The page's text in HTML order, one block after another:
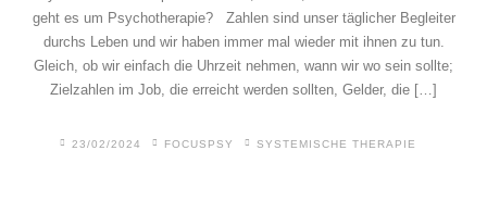
geht es um Psychotherapie? Zahlen sind unser täglicher Begleiter
durchs Leben und wir haben immer mal wieder mit ihnen zu tun.
Gleich, ob wir einfach die Uhrzeit nehmen, wann wir wo sein sollte;
Zielzahlen im Job, die erreicht werden sollten, Gelder, die […]
23/02/2024 FOCUSPSY SYSTEMISCHE THERAPIE